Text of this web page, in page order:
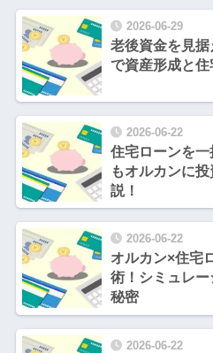
2026-06-29
老後資金を見
で資産形成と
2026-06-22
住宅ローンを
もオルカンに
説！
2026-06-22
オルカン×住宅
術！シミュレ
秘密
2026-06-22